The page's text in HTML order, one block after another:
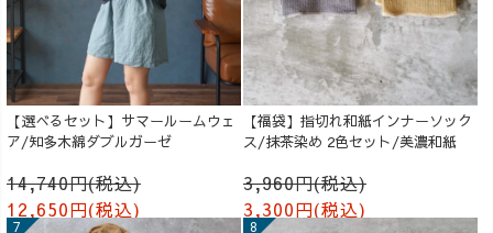
【選べるセット】サマールームウェ
ア/知多木綿ダブルガーゼ
14,740円(税込)
12,650円(税込)
【福袋】指切れ和紙インナーソック
ス/抹茶染め 2色セット/美濃和紙
3,960円(税込)
3,300円(税込)